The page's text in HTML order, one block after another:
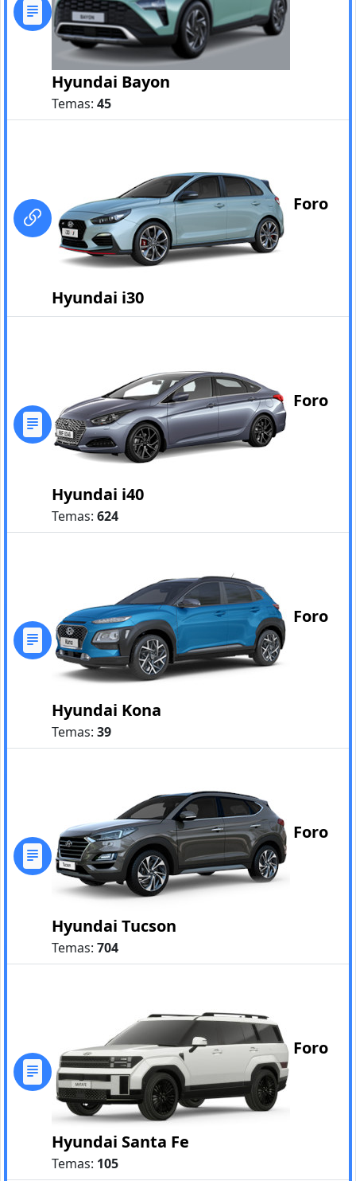
Hyundai Bayon
Temas: 45
Foro
Hyundai i30
Foro
Hyundai i40
Temas: 624
Foro
Hyundai Kona
Temas: 39
Foro
Hyundai Tucson
Temas: 704
Foro
Hyundai Santa Fe
Temas: 105